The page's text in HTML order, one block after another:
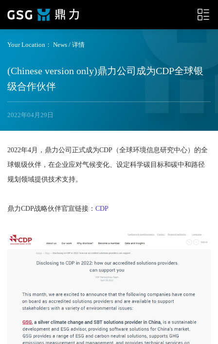
Your Location： News / 详情
(Chinese version only)鼎力公司成为CDP全球银
级合作伙伴
2022年04月29日
2022年4月，鼎力公司正式成为CDP（全球环境信息研究中心）的全
球银级伙伴，在企业应对气候变化、设定科学碳目标和碳中和路径
规划领域提供技术支持。
鼎力CDP战略伙伴官宣链接： CDP